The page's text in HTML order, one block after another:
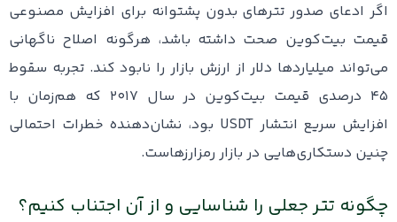
اگر ادعای صدور تترهای بدون پشتوانه برای افزایش مصنوعی
قیمت بیت‌کوین صحت داشته باشد، هرگونه اصلاح ناگهانی
می‌تواند میلیاردها دلار از ارزش بازار را نابود کند. تجربه سقوط
۴۵ درصدی قیمت بیت‌کوین در سال ۲۰۱۷ که هم‌زمان با
افزایش سریع انتشار USDT بود، نشان‌دهنده خطرات احتمالی
چنین دستکاری‌هایی در بازار رمزارزهاست.
چگونه تتر جعلی را شناسایی و از آن اجتناب کنیم؟